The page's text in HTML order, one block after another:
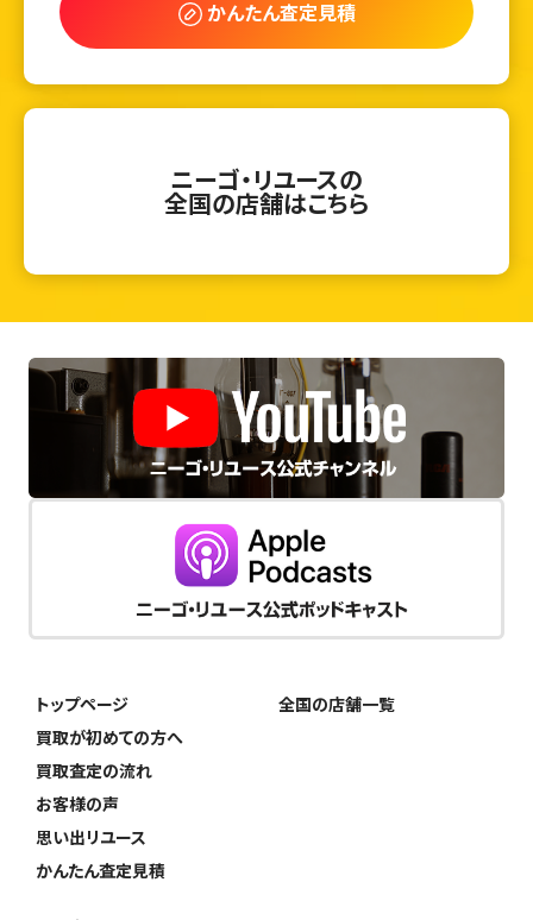
かんたん査定見積
ニーゴ・リユースの
全国の店舗はこちら
トップページ
買取が初めての方へ
買取査定の流れ
お客様の声
思い出リユース
かんたん査定見積
全国の店舗一覧